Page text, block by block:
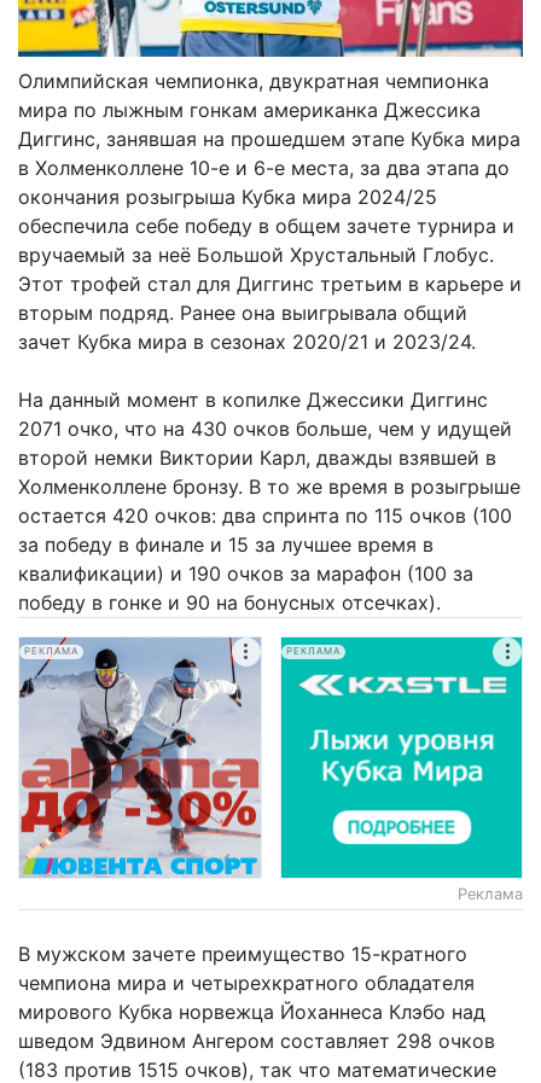
Олимпийская чемпионка, двукратная чемпионка
мира по лыжным гонкам американка Джессика
Диггинс, занявшая на прошедшем этапе Кубка мира
в Холменколлене 10-е и 6-е места, за два этапа до
окончания розыгрыша Кубка мира 2024/25
обеспечила себе победу в общем зачете турнира и
вручаемый за неё Большой Хрустальный Глобус.
Этот трофей стал для Диггинс третьим в карьере и
вторым подряд. Ранее она выигрывала общий
зачет Кубка мира в сезонах 2020/21 и 2023/24.
На данный момент в копилке Джессики Диггинс
2071 очко, что на 430 очков больше, чем у идущей
второй немки Виктории Карл, дважды взявшей в
Холменколлене бронзу. В то же время в розыгрыше
остается 420 очков: два спринта по 115 очков (100
за победу в финале и 15 за лучшее время в
квалификации) и 190 очков за марафон (100 за
победу в гонке и 90 на бонусных отсечках).
РЕКЛАМА РЕКЛАМА
Реклама
В мужском зачете преимущество 15-кратного
чемпиона мира и четырехкратного обладателя
мирового Кубка норвежца Йоханнеса Клэбо над
шведом Эдвином Ангером составляет 298 очков
(183 против 1515 очков), так что математические